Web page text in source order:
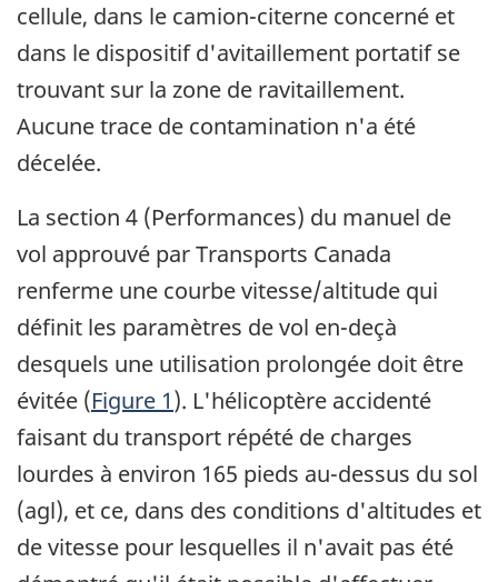
cellule, dans le camion-citerne concerné et
dans le dispositif d'avitaillement portatif se
trouvant sur la zone de ravitaillement.
Aucune trace de contamination n'a été
décelée.
La section 4 (Performances) du manuel de
vol approuvé par Transports Canada
renferme une courbe vitesse/altitude qui
définit les paramètres de vol en-deçà
desquels une utilisation prolongée doit être
évitée (Figure 1). L'hélicoptère accidenté
faisant du transport répété de charges
lourdes à environ 165 pieds au-dessus du sol
(agl), et ce, dans des conditions d'altitudes et
de vitesse pour lesquelles il n'avait pas été